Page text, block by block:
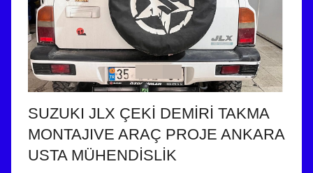
n
d
e
g
ö
d
e
r
SUZUKI JLX ÇEKİ DEMİRİ TAKMA
MONTAJIVE ARAÇ PROJE ANKARA
USTA MÜHENDİSLİK